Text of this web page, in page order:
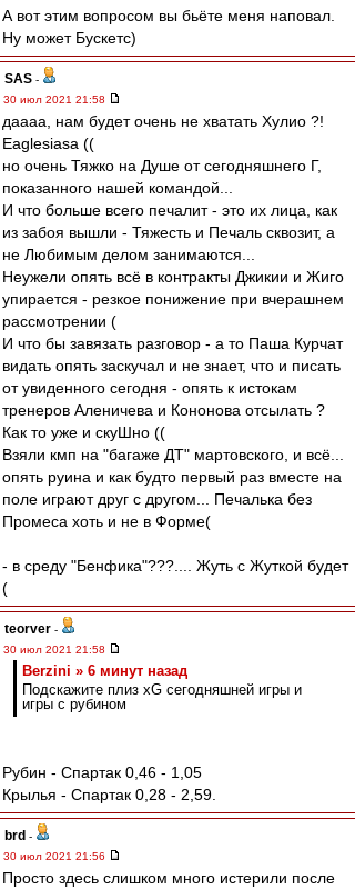
А вот этим вопросом вы бьёте меня наповал.
Ну может Бускетс)
SAS -
30 июл 2021 21:58
даааа, нам будет очень не хватать Хулио ?!
Eaglesiasа ((
но очень Тяжко на Душе от сегодняшнего Г,
показанного нашей командой...
И что больше всего печалит - это их лица, как
из забоя вышли - Тяжесть и Печаль сквозит, а
не Любимым делом занимаются...
Неужели опять всё в контракты Джикии и Жиго
упирается - резкое понижение при вчерашнем
рассмотрении (
И что бы завязать разговор - а то Паша Курчат
видать опять заскучал и не знает, что и писать
от увиденного сегодня - опять к истокам
тренеров Аленичева и Кононова отсылать ?
Как то уже и скуШно ((
Взяли кмп на "багаже ДТ" мартовского, и всё...
опять руина и как будто первый раз вместе на
поле играют друг с другом... Печалька без
Промеса хоть и не в Форме(
- в среду "Бенфика"???.... Жуть с Жуткой будет
(
teorver -
30 июл 2021 21:58
Berzini » 6 минут назад
Подскажите плиз xG сегодняшней игры и
игры с рубином
Рубин - Спартак 0,46 - 1,05
Крылья - Спартак 0,28 - 2,59.
brd -
30 июл 2021 21:56
Просто здесь слишком много истерили после